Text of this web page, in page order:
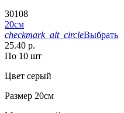
30108
20см
checkmark_alt_circleВыбрать
25.40 р.
По 10 шт
Цвет серый
Размер 20см